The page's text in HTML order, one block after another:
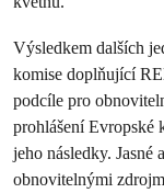
Výsledkem dalších
komise doplňující
podcíle pro
prohlášení Evropské
jeho následky. Jasné
obnovitelnými